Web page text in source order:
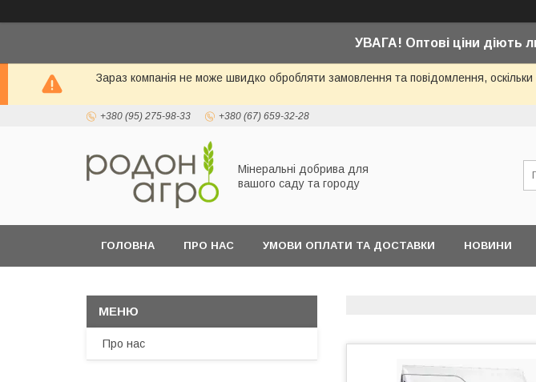
УВАГА! Оптові ціни діють
Зараз компанія не може швидко обробляти замовлення та повідомлення,
+380 (95) 275-98-33 +380 (67) 659-32-28
Мінеральні добрива для
вашого саду та городу
ГОЛОВНА ПРО НАС УМОВИ ОПЛАТИ ТА ДОСТАВКИ НОВИНИ
Про нас